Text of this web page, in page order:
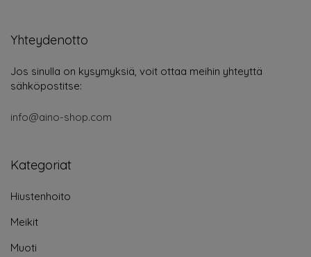
Yhteydenotto
Jos sinulla on kysymyksiä, voit ottaa meihin yhteyttä
sähköpostitse:
info@aino-shop.com
Kategoriat
Hiustenhoito
Meikit
Muoti